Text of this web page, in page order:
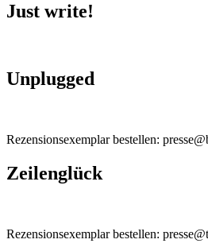
Just write!
Unplugged
Rezensionsexemplar bestellen:
Zeilenglück
Rezensionsexemplar bestellen: